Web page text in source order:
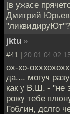
[в ужасе
Дмитрий
"ликвидируЮт"?
jktu »
#41 | 20.01.04 02:15
ох-хо-
да.... могуч
как у В.Ш. - "не
рожу тебе
Гоблин, долго